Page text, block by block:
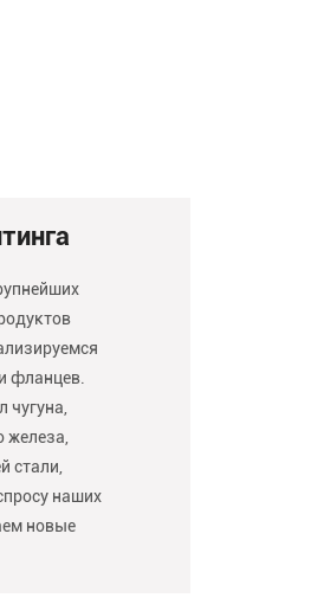
фланцев.
чугуна,
железа,
стали,
наших
новые